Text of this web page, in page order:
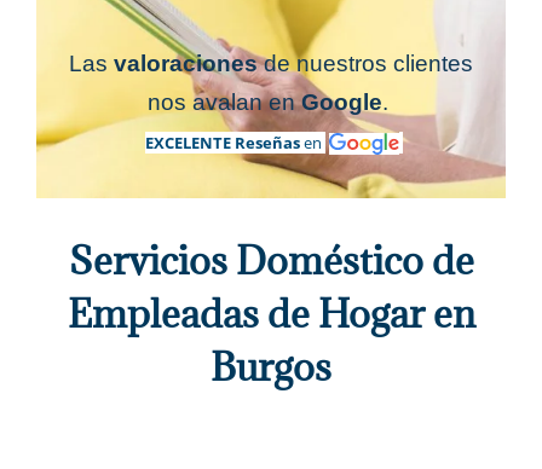
Las valoracionesde nuestros clientes
nos avalan enGoogle.
EXCELENTE Reseñasen
Servicios Doméstico de
Empleadas de Hogar en
Burgos